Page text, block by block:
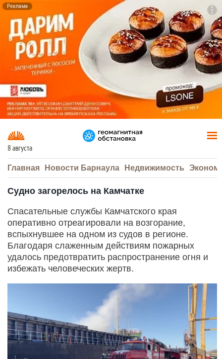
Реклама
8 августа
Главная Новости Барнаула Недвижимость
Судно загорелось на Камчатке
Спасательные службы Камчатского края
оперативно отреагировали на возгорание,
вспыхнувшее на одном из судов в регионе.
Благодаря слаженным действиям пожарных
удалось предотвратить распространение огня и
избежать человеческих жертв.